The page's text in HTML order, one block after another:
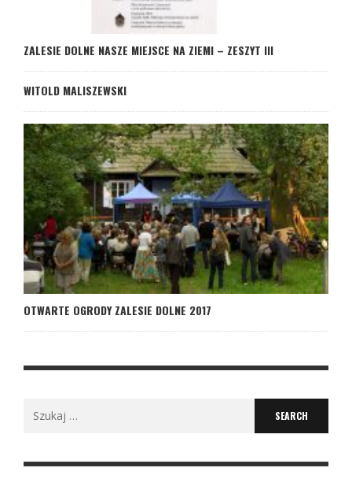
ZALESIE DOLNE NASZE MIEJSCE NA ZIEMI – ZESZYT III
WITOLD MALISZEWSKI
OTWARTE OGRODY ZALESIE DOLNE 2017